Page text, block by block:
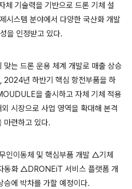
체 기술력을 기반으로 드론 기체 설
시스템 분야에서 다양한 국산화 개발
을 인정받고 있다.
맞는 드론 운용 체계 개발로 매출 상승
2024년 하반기 핵심 항전부품을 하
을 출시하고 자체 기체 적용
시장으로 사업 영역을 확대해 본격
마련하고 있다.
인이동체 및 핵심부품 개발 △기체
동화 △DRONEiT 서비스 플랫폼 개
승에 박차를 가할 예정이다.